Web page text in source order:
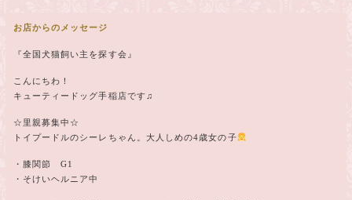
お店からのメッセージ
『全国犬猫飼い主を探す会』
こんにちわ！
キューティードッグ手稲店です♫
☆里親募集中☆
トイプードルのシーレちゃん。大人しめの4歳女の子
・膝関節 G1
・そけいヘルニア中